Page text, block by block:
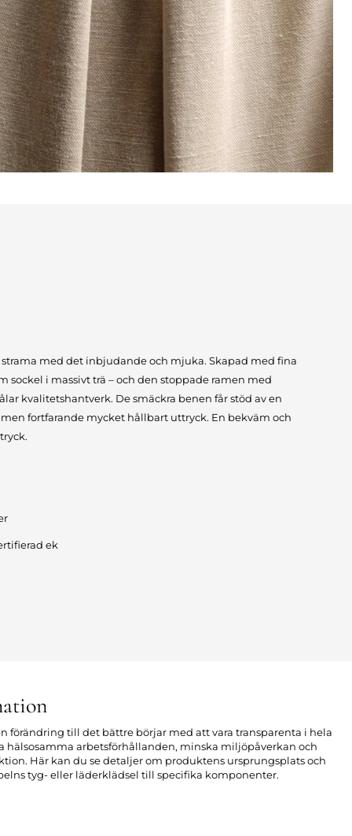
med det inbjudande och mjuka. Skapad med fina
sockel i massivt trä – och den stoppade ramen med
kvalitetshantverk. De smäckra benen får stöd av en
fortfarande mycket hållbart uttryck. En bekväm och
ek
förändring till det bättre börjar med att vara transparenta i hela
hälsosamma arbetsförhållanden, minska miljöpåverkan och
Här kan du se detaljer om produktens ursprungsplats och
tyg- eller läderklädsel till specifika komponenter.